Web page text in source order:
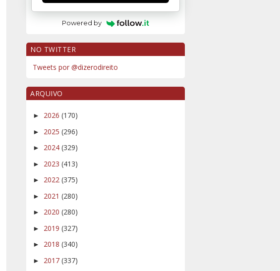
Powered by
NO TWITTER
Tweets por @dizerodireito
ARQUIVO
► 2026 (170)
► 2025 (296)
► 2024 (329)
► 2023 (413)
► 2022 (375)
► 2021 (280)
► 2020 (280)
► 2019 (327)
► 2018 (340)
► 2017 (337)